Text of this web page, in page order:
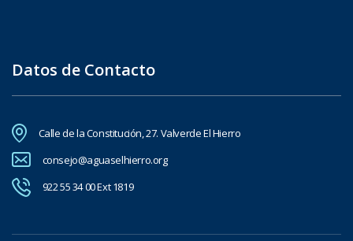
Datos de Contacto
Calle de la Constitución, 27. Valverde El Hierro
consejo@aguaselhierro.org
922 55 34 00 Ext 1819